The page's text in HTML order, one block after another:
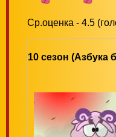
Ср.оценка - 4.5
10 сезон (Азбука